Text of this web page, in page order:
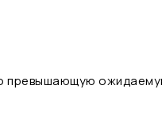
превышающую